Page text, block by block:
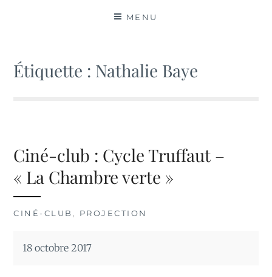
MENU
Étiquette : Nathalie Baye
Ciné-club : Cycle Truffaut –
« La Chambre verte »
CINÉ-CLUB , PROJECTION
18 octobre 2017